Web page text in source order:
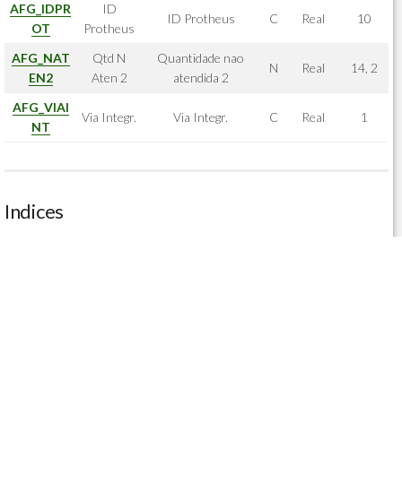
AFG_IDPR
OT
ID
Protheus
ID Protheus C Real 10
AFG_NAT
EN2
Qtd N
Aten 2
Quantidade nao
atendida 2
N Real 14, 2
AFG_VIAI
NT
Via Integr. Via Integr. C Real 1
Indices